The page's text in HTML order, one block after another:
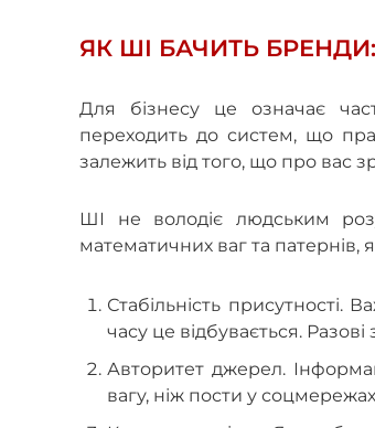
ЯК ШІ БАЧИТЬ
Для бізнесу це означає
переходить до систем, що
залежить від того, що про вас
ШІ не володіє людським
математичних ваг та патернів,
Стабільність
часу це відбувається.
Авторитет джерел.
вагу, ніж пости у